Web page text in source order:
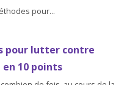
pour...
pour lutter contre
en 10 points